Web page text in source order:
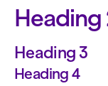
Heading
Heading 3
Heading 4